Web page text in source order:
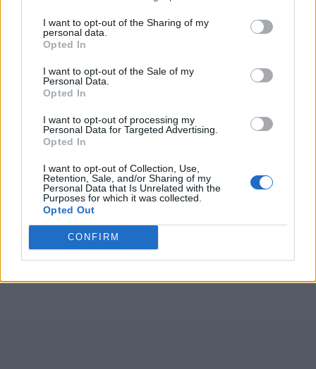
I want to opt-out of the Sharing of my
personal data.
Opted In
I want to opt-out of the Sale of my
Personal Data.
Opted In
I want to opt-out of processing my
Personal Data for Targeted Advertising.
Opted In
I want to opt-out of Collection, Use,
Retention, Sale, and/or Sharing of my
Personal Data that Is Unrelated with the
Purposes for which it was collected.
Opted Out
CONFIRM